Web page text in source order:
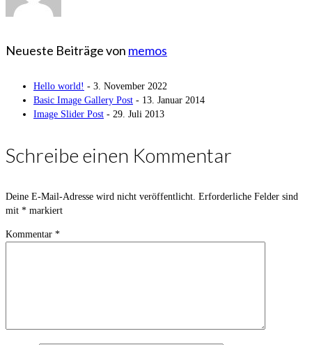
Neueste Beiträge von memos
Hello world! - 3. November 2022
Basic Image Gallery Post - 13. Januar 2014
Image Slider Post - 29. Juli 2013
Schreibe einen Kommentar
Deine E-Mail-Adresse wird nicht veröffentlicht. Erforderliche Felder sind
mit * markiert
Kommentar *